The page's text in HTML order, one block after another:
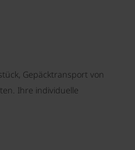
Gepäcktransport von
Ihre individuelle